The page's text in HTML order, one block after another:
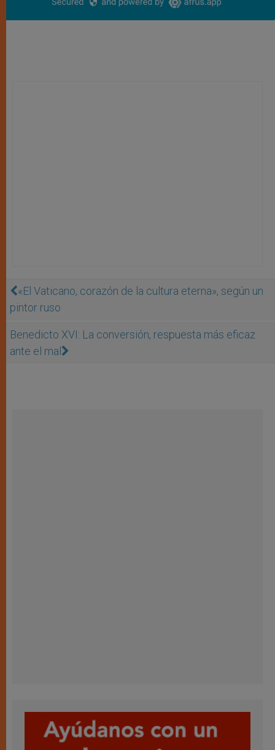
«El Vaticano, corazón de la cultura eterna», según un
pintor ruso
Benedicto XVI: La conversión, respuesta más eficaz
ante el mal